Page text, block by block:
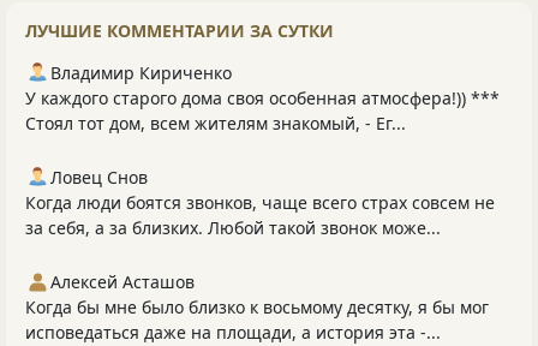
ЛУЧШИЕ КОММЕНТАРИИ ЗА СУТКИ
Владимир Кириченко
У каждого старого дома своя особенная атмосфера!)) ***
Стоял тот дом, всем жителям знакомый, - Ег...
Ловец Снов
Когда люди боятся звонков, чаще всего страх совсем не
за себя, а за близких. Любой такой звонок може...
Алексей Асташов
Когда бы мне было близко к восьмому десятку, я бы мог
исповедаться даже на площади, а история эта -...